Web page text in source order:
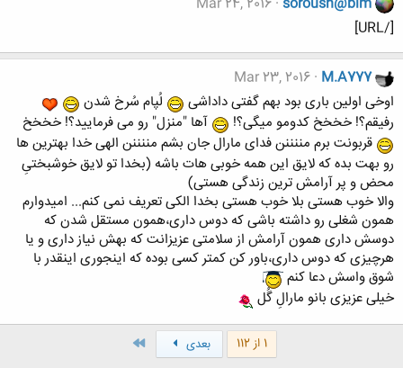
[/URL]
M.A777
Mar 23, 2016
اوخی اولین باری بود بهم گفتی داداشی
لُپام سُرخ شدن
رفیقم؟! خخخخ کدومو میگی؟!
آها "منزل" رو می فرمایید؟! خخخخ
قربونت برم مننننن فدای مارال جان بشم مننننن الهی خدا بهترین ها
رو بهت بده که لایق این همه خوبی هات باشه (بخدا تو لایق خوشبختیِ
محض و پر آرامش ترین زندگی هستی)
والا خوب هستی بلا خوب هستی بخدا الکی تعریف نمی کنم... امیدوارم
همون شغلی رو داشته باشی که دوس داری،همون مستقل شدن که
دوسش داری همون آرامش از سلامتی عزیزانت که بهش نیاز داری و یا
هرچیزی که دوس داری،باور کن کمتر کسی بوده که اینجوری اینقدر با
شوق واسش دعا کنم
خیلی عزیزی بانو مارالِ گُل
1 از 112 بعدی